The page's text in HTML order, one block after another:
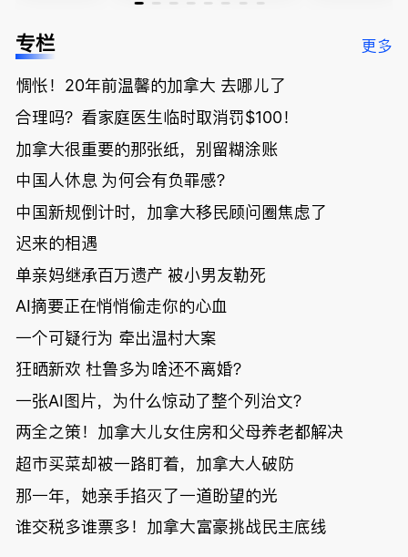
低；免费狂
送50万磅蔬
温“丑陋土
豆日”冲击
吉尼斯纪
录；惨！留
骗光2万美
元，还被卷
入跨国刑案
账户遭封！
官：太假
欠款多出$1
9万；突
发！无辜男
孩温哥华市
中心被刺身
亡；
底；做顿饭
单；房市崩
盘前兆？加
国租赁市场
恐迎暴跌危
夫妻住进殡
专栏 更多
惆怅！20年前温馨的加拿大 去哪儿了
合理吗？看家庭医生临时取消罚$100！
加拿大很重要的那张纸，别留糊涂账
中国人休息 为何会有负罪感？
中国新规倒计时，加拿大移民顾问圈焦虑了
迟来的相遇
单亲妈继承百万遗产 被小男友勒死
AI摘要正在悄悄偷走你的心血
一个可疑行为 牵出温村大案
狂晒新欢 杜鲁多为啥还不离婚？
一张AI图片，为什么惊动了整个列治文？
两全之策！加拿大儿女住房和父母养老都解决
超市买菜却被一路盯着，加拿大人破防
那一年，她亲手掐灭了一道盼望的光
谁交税多谁票多！加拿大富豪挑战民主底线